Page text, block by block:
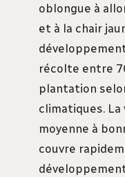
oblongue à
et à la chair
récolte entre
plantation
climatiques.
moyenne à
couvre